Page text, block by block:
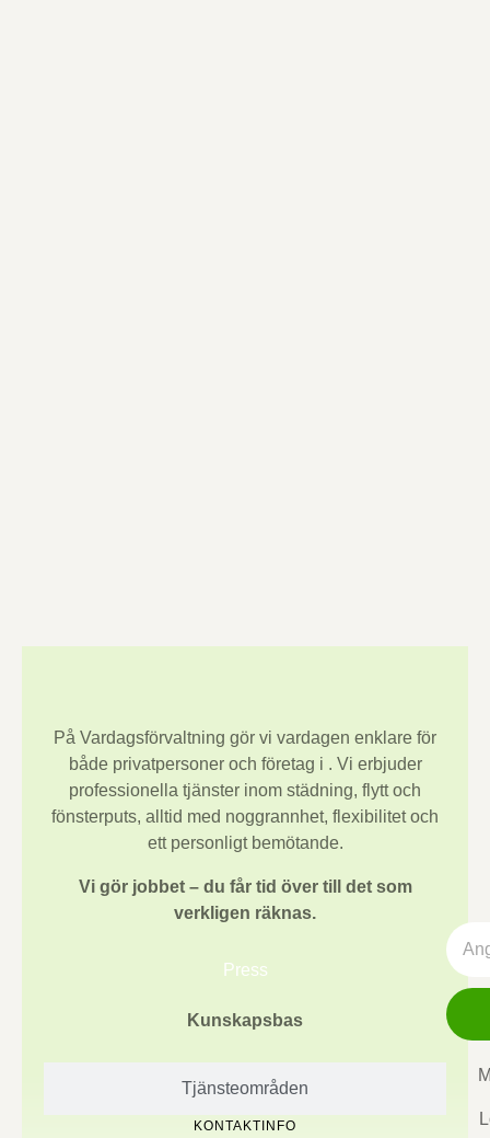
På Vardagsförvaltning gör vi vardagen enklare för
både privatpersoner och företag i . Vi erbjuder
professionella tjänster inom städning, flytt och
fönsterputs, alltid med noggrannhet, flexibilitet och
ett personligt bemötande.
Vi gör jobbet – du får tid över till det som
verkligen räknas.
Press
Tjänsteområden
Kunskapsbas
KONTAKTINFO